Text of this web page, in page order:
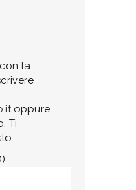
la
oppure
Ti